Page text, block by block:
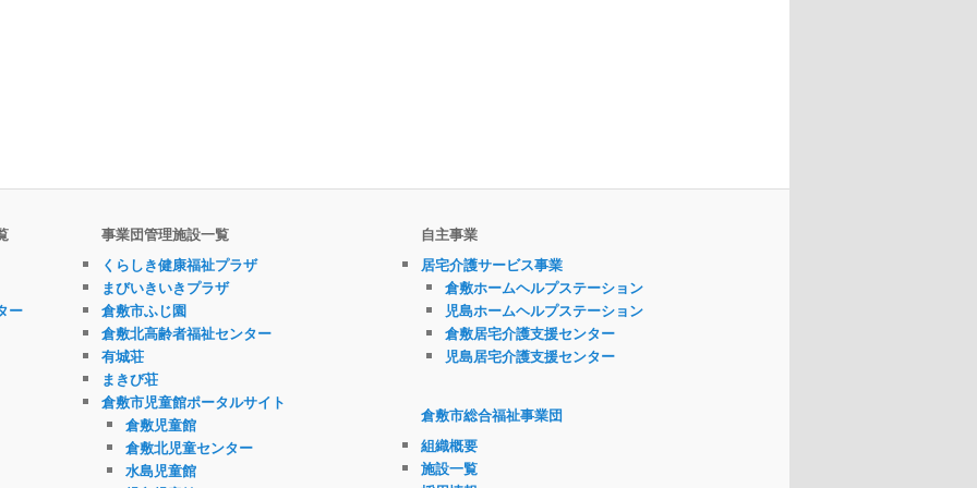
ー
事業団管理施設一覧
くらしき健康福祉プラザ
まびいきいきプラザ
倉敷市ふじ園
倉敷北高齢者福祉センター
有城荘
まきび荘
倉敷市児童館ポータルサイト
倉敷児童館
倉敷北児童センター
水島児童館
自主事業
居宅介護サービス事業
倉敷ホームヘルプステーション
児島ホームヘルプステーション
倉敷居宅介護支援センター
児島居宅介護支援センター
倉敷市総合福祉事業団
組織概要
施設一覧